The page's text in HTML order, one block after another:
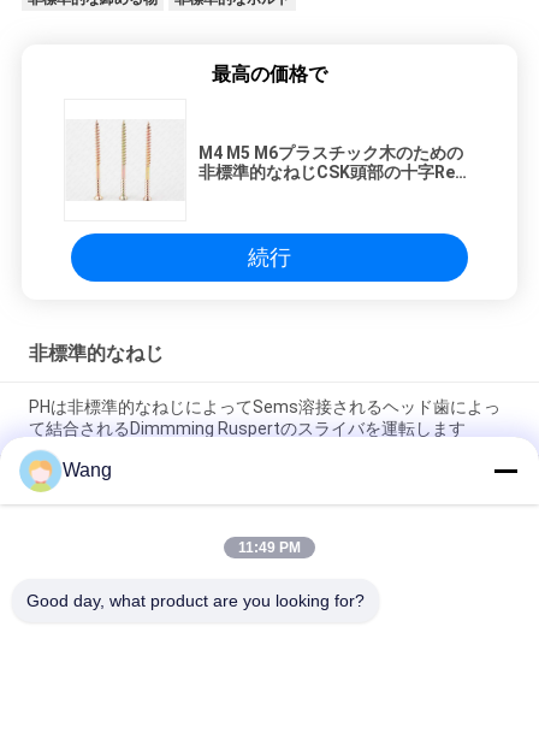
最高の価格で
M4 M5 M6プラスチック木のための
非標準的なねじCSK頭部の十字Rec
続行
非標準的なねじ
PHは非標準的なねじによってSems溶接されるヘッド歯によっ
て結合されるDimmming Ruspertのスライバを運転します
ステンレス鋼非標準的なねじ、A2 - 70の刻みをつけるヘッドつ
まみねじ
ウエファーの頭部は洗濯機のChromeによってめっきされた正
Wang
11:49 PM
Good day, what product are you looking for?